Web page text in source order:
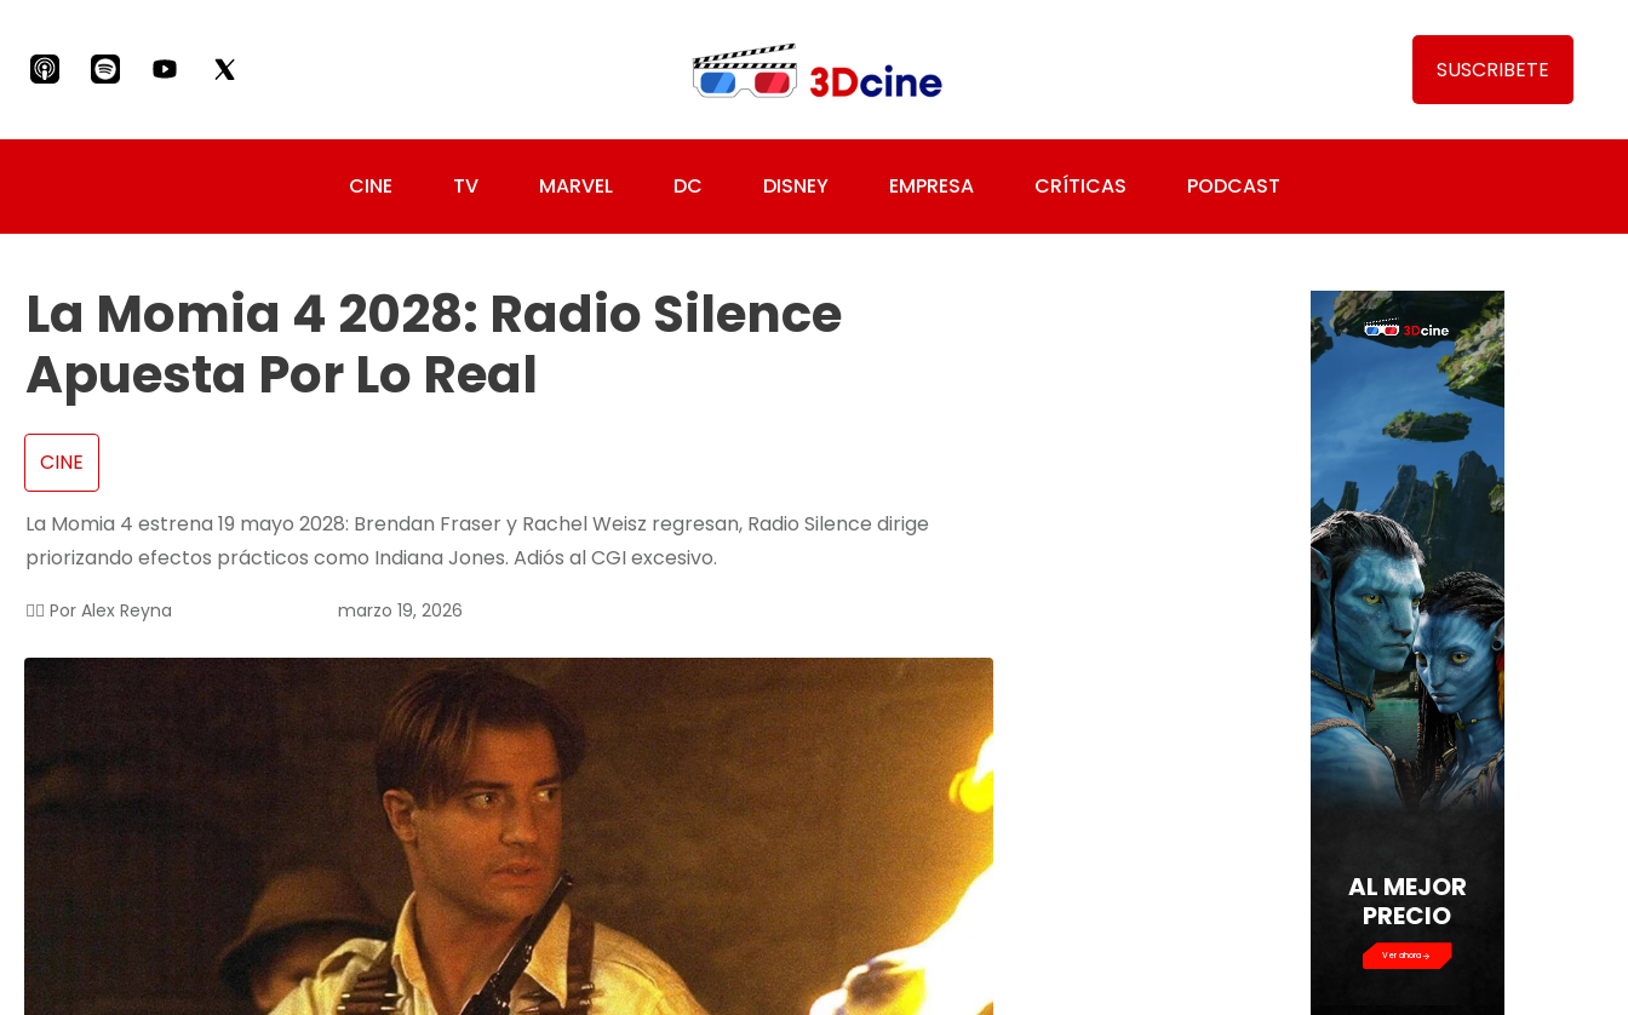
SUSCRIBETE
CINE TV MARVEL DC DISNEY EMPRESA CRÍTICAS PODCAST
La Momia 4 2028: Radio Silence
Apuesta Por Lo Real
CINE
La Momia 4 estrena 19 mayo 2028: Brendan Fraser y Rachel Weisz regresan, Radio Silence dirige
priorizando efectos prácticos como Indiana Jones. Adiós al CGI excesivo.
✍🏻 Por Alex Reyna marzo 19, 2026
AL MEJOR
PRECIO
Ver ahora